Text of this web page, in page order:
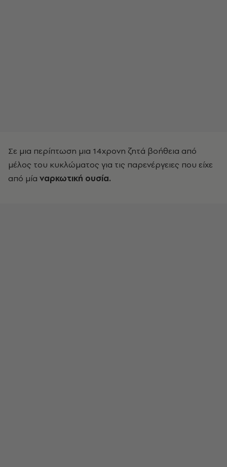
Σε μια περίπτωση μια 14χρονη ζητά βοήθεια από
μέλος του κυκλώματος για τις παρενέργειες που είχε
από μία ναρκωτική ουσία.